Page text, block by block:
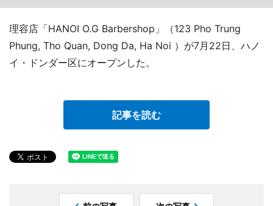
理容店「HANOI O.G Barbershop」（123 Pho Trung
Phung, Tho Quan, Dong Da, Ha Noi ）が7月22日、ハノ
イ・ドンダー区にオープンした。
記事を読む